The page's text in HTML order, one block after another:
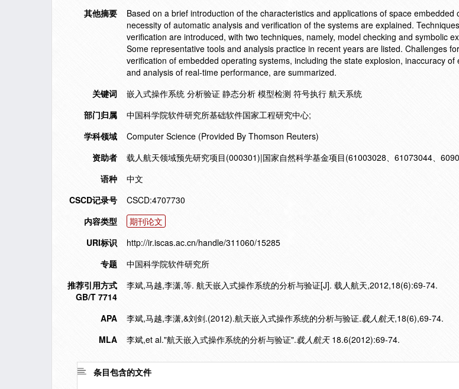
其他摘要
Based on a brief introduction of the characteristics and applications of space embedded
necessity of automatic analysis and verification of the systems are explained.
verification are introduced, with two techniques, namely, model checking and symbolic
Some representative tools and analysis practice in recent years are listed. Challenges
verification of embedded operating systems, including the state explosion, inaccuracy
and analysis of real-time performance, are summarized.
关键词
嵌入式操作系统 分析验证 静态分析 模型检测 符号执行 航天系统
部门归属
中国科学院软件研究所基础软件国家工程研究中心;
学科领域
Computer Science (Provided By Thomson Reuters)
资助者
载人航天领域预先研究项目(000301)|国家自然科学基金项目(61003028、61073044、
语种
中文
CSCD记录号
CSCD:4707730
内容类型
期刊论文
URI标识
http://ir.iscas.ac.cn/handle/311060/15285
专题
中国科学院软件研究所
推荐引用方式
GB/T 7714
李斌,马越,李潇,等. 航天嵌入式操作系统的分析与验证[J]. 载人航天,2012,18(6):69-74.
APA 李斌,马越,李潇,&刘剑.(2012).航天嵌入式操作系统的分析与验证.载人航天,18(6),69-74.
MLA
李斌,et al."航天嵌入式操作系统的分析与验证".载人航天18.6(2012):69-74.
条目包含的文件